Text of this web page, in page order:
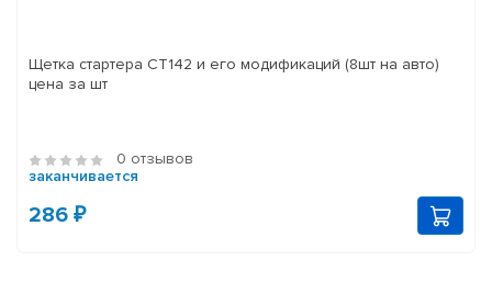
Щетка стартера СТ142 и его модификаций (8шт на авто)
цена за шт
0 отзывов
заканчивается
286 ₽